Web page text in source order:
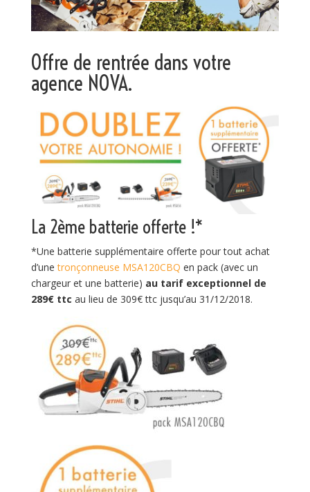
Offre de rentrée dans votre
agence NOVA.
La 2ème batterie offerte !*
*Une batterie supplémentaire offerte pour tout achat
d’unetronçonneuse MSA120CBQ en pack (avec un
chargeur et une batterie) au tarif exceptionnel de
289€ ttc au lieu de 309€ ttc jusqu’au 31/12/2018.